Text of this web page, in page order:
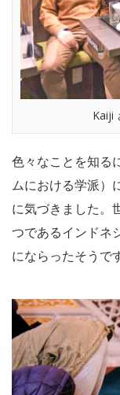
Kaiji
色々なことを知る
ムにおける学派）
に気づきました。
つであるインドネ
にならったそうです